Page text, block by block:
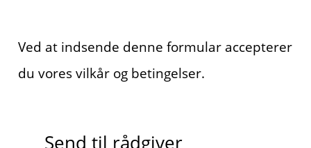
Ved at indsende denne formular accepterer
du vores vilkår og betingelser.
Send til rådgiver